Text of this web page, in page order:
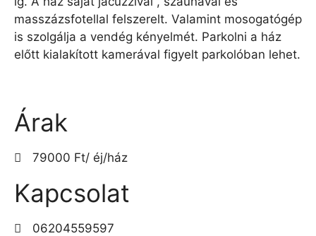
masszázsfotellal felszerelt. Valamint mosogatógép
is szolgálja a vendég kényelmét. Parkolni a ház
előtt kialakított kamerával figyelt parkolóban lehet.
Árak
79000 Ft/ éj/ház
Kapcsolat
06204559597